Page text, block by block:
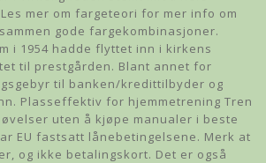
mer om fargeteori for mer info om
gode fargekombinasjoner.
i 1954 hadde flyttet inn i kirkens
til prestgården. Blant annet for
til banken/kredittilbyder og
Plasseffektiv for hjemmetrening Tren
uten å kjøpe manualer i beste
EU fastsatt lånebetingelsene. Merk at
og ikke betalingskort. Det er også